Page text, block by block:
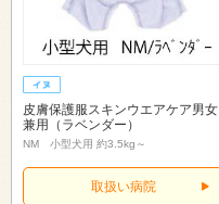
皮膚保護服スキンウエアケア男女
兼用（ラベンダー）
NM 小型犬用 約3.5kg～
取扱い病院